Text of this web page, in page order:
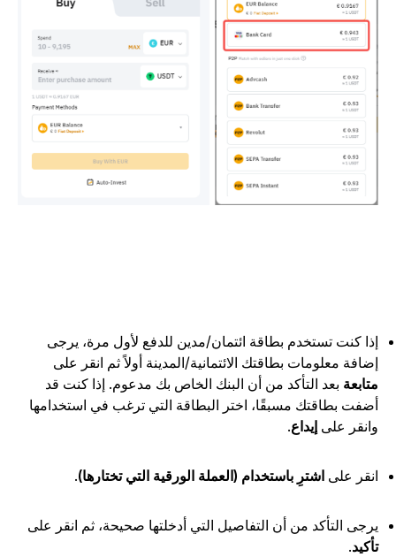
كنت تستخدم بطاقة ائتمان/مدين للدفع لأول مرة، يرجى
معلومات بطاقتك الائتمانية/المدينة أولاً ثم انقر على
بعد التأكد من أن البنك الخاص بك مدعوم.إذا كنت قد
بطاقتك مسبقًا، اختر البطاقة التي ترغب في استخدامها
علىإيداع.
علىاشترِ باستخدام (العملة الورقية التي تختارها).
التأكد من أن التفاصيل التي أدخلتها صحيحة، ثم انقر على
.